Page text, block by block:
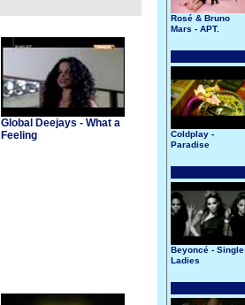
Global Deejays - What a
Feeling
Rosé & Bruno
Mars - APT.
Coldplay -
Paradise
Beyoncé - Single
Ladies